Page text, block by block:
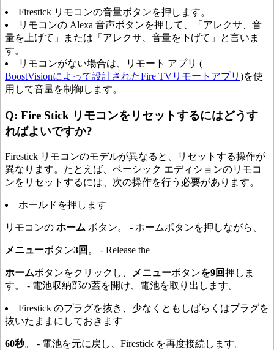
Firestick リモコンの音量ボタンを押します。
リモコンの Alexa 音声ボタンを押して、「アレクサ、音
量を上げて」または「アレクサ、音量を下げて」と言いま
す。
リモコンがない場合は、リモート アプリ (
BoostVisionによって設計されたFire TVリモートアプリ )を使
用して音量を制御します。
Q: Fire Stick リモコンをリセットするにはどうす
ればよいですか?
Firestick リモコンのモデルが異なると、リセットする操作が
異なります。たとえば、ベーシック エディションのリモコ
ンをリセットするには、次の操作を行う必要があります。
ホールドを押します
リモコンの ホーム ボタン。 - ホームボタンを押しながら、
メニューボタン3回 。 - Release the
ホームボタンをクリックし、 メニューボタンを9回押しま
す。 - 電池収納部の蓋を開け、電池を取り出します。
Firestick のプラグを抜き、少なくともしばらくはプラグを
抜いたままにしておきます
60秒。 - 電池を元に戻し、Firestick を再度接続します。